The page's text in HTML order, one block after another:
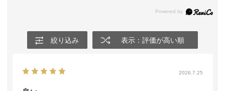
絞り込み 表示：評価が高い順
2026.7.25